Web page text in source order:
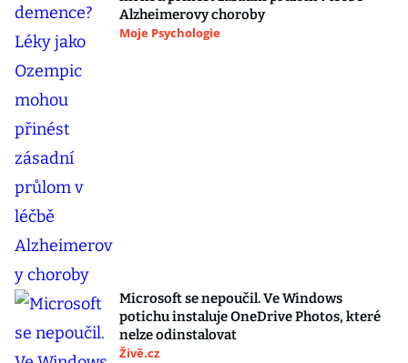
Alzheimerovy choroby
Moje Psychologie
Microsoft se nepoučil. Ve Windows
potichu instaluje OneDrive Photos, které
nelze odinstalovat
Živě.cz